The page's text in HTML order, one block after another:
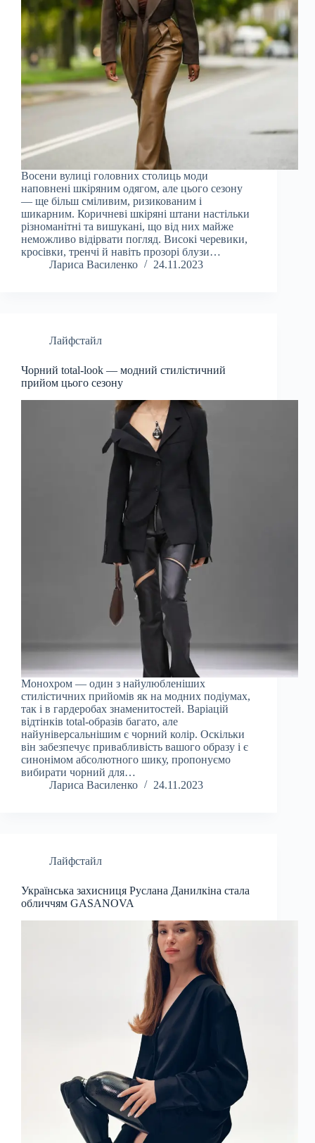
Восени вулиці головних столиць моди
наповнені шкіряним одягом, але цього сезону
— ще більш сміливим, ризикованим і
шикарним. Коричневі шкіряні штани настільки
різноманітні та вишукані, що від них майже
неможливо відірвати погляд. Високі черевики,
кросівки, тренчі й навіть прозорі блузи…
Лариса Василенко
24.11.2023
Лайфстайл
Чорний total-look — модний стилістичний
прийом цього сезону
Монохром — один з найулюбленіших
стилістичних прийомів як на модних подіумах,
так і в гардеробах знаменитостей. Варіацій
відтінків total-образів багато, але
найуніверсальнішим є чорний колір. Оскільки
він забезпечує привабливість вашого образу і є
синонімом абсолютного шику, пропонуємо
вибирати чорний для…
Лариса Василенко
24.11.2023
Лайфстайл
Українська захисниця Руслана Данилкіна стала
обличчям GASANOVA